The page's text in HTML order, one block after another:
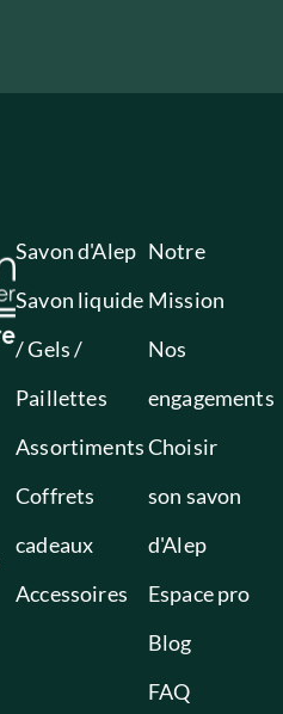
Savon d'Alep
Savon liquide
/ Gels /
Paillettes
Assortiments
Coffrets
cadeaux
Accessoires
Notre
Mission
Nos
engagements
Choisir
son savon
d'Alep
Espace pro
Blog
FAQ